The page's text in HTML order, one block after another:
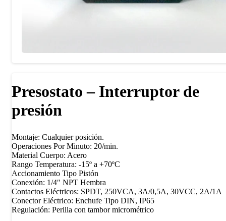
Presostato – Interruptor de
presión
Montaje: Cualquier posición.
Operaciones Por Minuto: 20/min.
Material Cuerpo: Acero
Rango Temperatura: -15º a +70ºC
Accionamiento Tipo Pistón
Conexión: 1/4″ NPT Hembra
Contactos Eléctricos: SPDT, 250VCA, 3A/0,5A, 30VCC, 2A/1A
Conector Eléctrico: Enchufe Tipo DIN, IP65
Regulación: Perilla con tambor micrométrico